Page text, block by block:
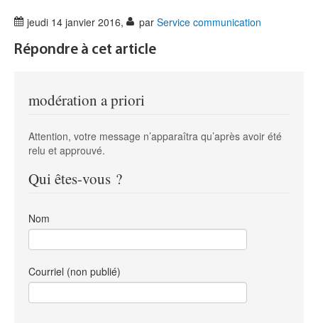
jeudi 14 janvier 2016, par Service communication
Répondre à cet article
modération a priori
Attention, votre message n’apparaîtra qu’après avoir été
relu et approuvé.
Qui êtes-vous ?
Nom
Courriel (non publié)